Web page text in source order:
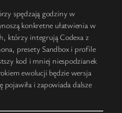
spędzają godziny w
konkretne ułatwienia w
którzy integrują Codexa z
presety Sandbox i profile
kod i mniej niespodzianek
ewolucji będzie wersja
pojawiła i zapowiada dalsze